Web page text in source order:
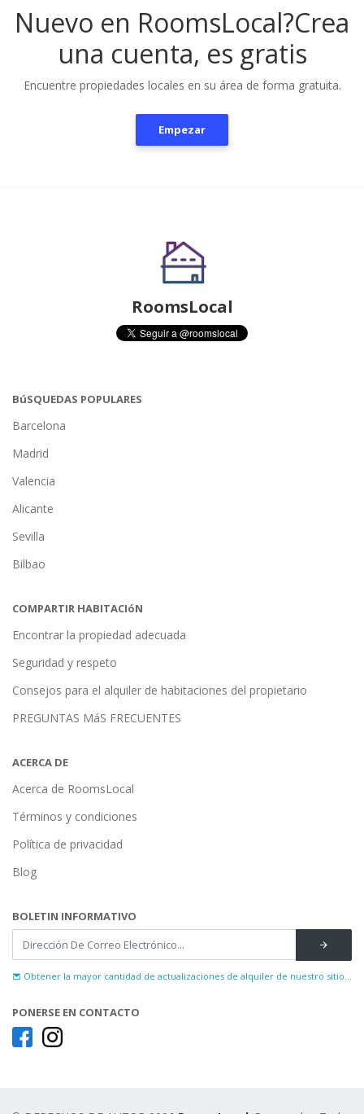
Nuevo en RoomsLocal?Crea
una cuenta, es gratis
Encuentre propiedades locales en su área de forma gratuita.
Empezar
RoomsLocal
BúSQUEDAS POPULARES
Barcelona
Madrid
Valencia
Alicante
Sevilla
Bilbao
COMPARTIR HABITACIóN
Encontrar la propiedad adecuada
Seguridad y respeto
Consejos para el alquiler de habitaciones del propietario
PREGUNTAS MáS FRECUENTES
ACERCA DE
Acerca de RoomsLocal
Términos y condiciones
Política de privacidad
Blog
BOLETIN INFORMATIVO
Obtener la mayor cantidad de actualizaciones de alquiler de nuestro sitio...
PONERSE EN CONTACTO